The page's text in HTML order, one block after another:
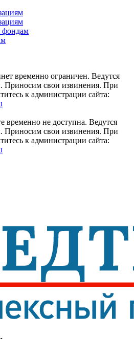
фондам
временно ограничен. Ведутся
Приносим свои извинения. При
к администрации сайта:
временно не доступна. Ведутся
Приносим свои извинения. При
к администрации сайта: